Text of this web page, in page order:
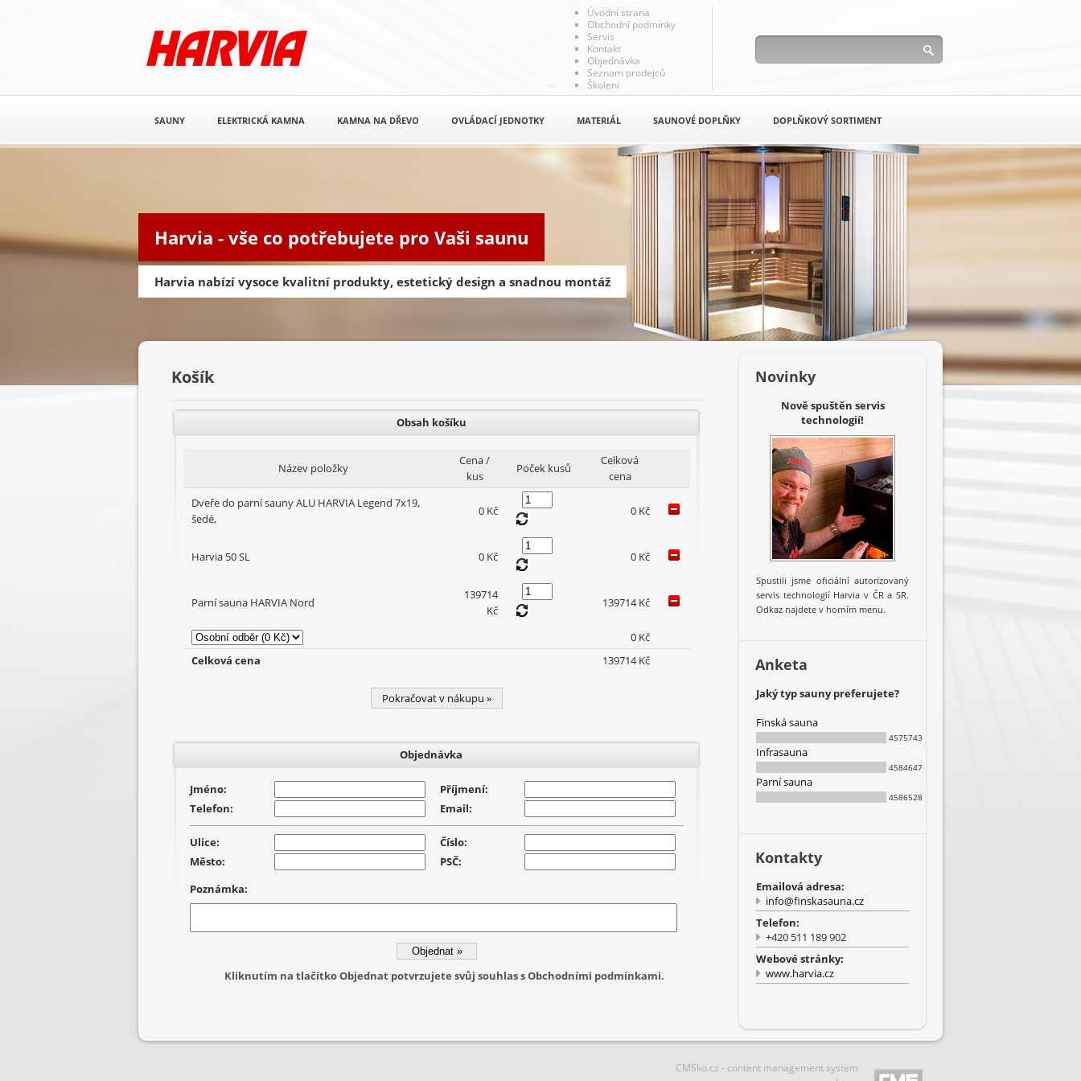
Harvia - vše co potřebujete pro Vaši saunu
Harvia nabízí vysoce kvalitní produkty, estetický design a snadnou montáž
Úvodní strana
Obchodní podmínky
Servis
Kontakt
Objednávka
Seznam prodejců
Školení
SAUNY ELEKTRICKÁ KAMNA KAMNA NA DŘEVO OVLÁDACÍ JEDNOTKY MATERIÁL SAUNOVÉ DOPLŇKY DOPLŇKOVÝ SORTIMENT
Košík
Obsah košíku
Název položky
Cena /
kus
Poček kusů
Celková
cena
Dveře do parní sauny ALU HARVIA Legend 7x19,
šedé,
0 Kč 0 Kč
Harvia 50 SL 0 Kč 0 Kč
Parní sauna HARVIA Nord
139714
Kč
139714 Kč
0 Kč
Celková cena
139714 Kč
Pokračovat v nákupu »
Objednávka
Jméno:
Příjmení:
Telefon:
Email:
Ulice:
Číslo:
Město:
PSČ:
Poznámka:
Kliknutím na tlačítko Objednat potvrzujete svůj souhlas s Obchodními podmínkami.
Novinky
Nově spuštěn servis
technologií!
Spustili jsme oficiální autorizovaný
servis technologií Harvia v ČR a SR.
Odkaz najdete v horním menu.
Anketa
Jaký typ sauny preferujete?
Finská sauna
4575743
Infrasauna
4584647
Parní sauna
4586528
Kontakty
Emailová adresa:
info@finskasauna.cz
Telefon:
+420 511 189 902
Webové stránky:
www.harvia.cz
CMSko.cz - content management system